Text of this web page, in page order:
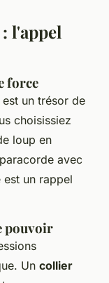
l'appel
force
est un trésor de
choisissiez
loup en
avec
est un rappel
pouvoir
Un collier